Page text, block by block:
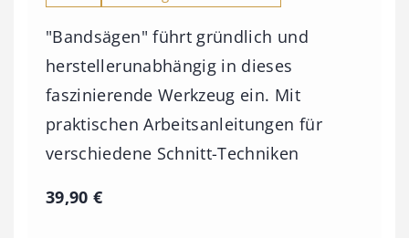
"Bandsägen" führt gründlich und
herstellerunabhängig in dieses
faszinierende Werkzeug ein. Mit
praktischen Arbeitsanleitungen für
verschiedene Schnitt-Techniken
39,90€